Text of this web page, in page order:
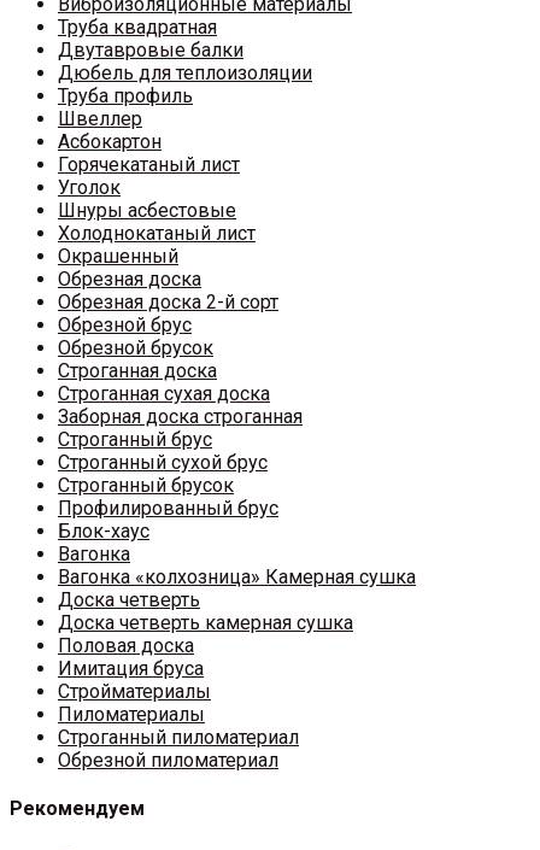
Труба квадратная
Двутавровые балки
Дюбель для теплоизоляции
Труба профиль
Швеллер
Асбокартон
Горячекатаный лист
Уголок
Шнуры асбестовые
Холоднокатаный лист
Окрашенный
Обрезная доска
Обрезная доска 2-й сорт
Обрезной брус
Обрезной брусок
Строганная доска
Строганная сухая доска
Заборная доска строганная
Строганный брус
Строганный сухой брус
Строганный брусок
Профилированный брус
Блок-хаус
Вагонка
Вагонка «колхозница» Камерная сушка
Доска четверть
Доска четверть камерная сушка
Половая доска
Имитация бруса
Стройматериалы
Пиломатериалы
Строганный пиломатериал
Обрезной пиломатериал
Рекомендуем